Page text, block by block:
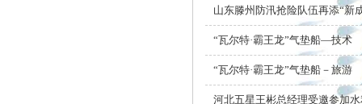
山东滕州防汛抢险队伍再添“新
“瓦尔特·霸王龙”气垫船—技术
“瓦尔特·霸王龙”气垫船－旅游
河北五星王彬总经理受邀参加